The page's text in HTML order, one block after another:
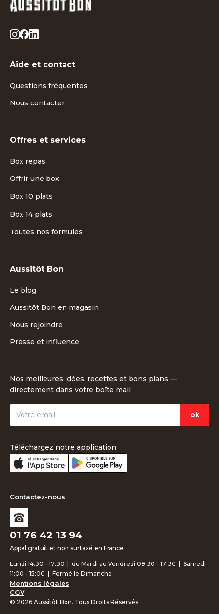
Aide et contact
Questions fréquentes
Nous contacter
Offres et services
Box repas
Offrir une box
Box 10 plats
Box 14 plats
Toutes nos formules
Aussitôt Bon
Le blog
Aussitôt Bon en magasin
Nous rejoindre
Presse et influence
Nos meilleures idées, recettes et bons plans —
directement dans votre boîte mail.
Téléchargez notre application
Contactez-nous
01 76 42 13 94
Appel gratuit et non surtaxé en France
Lundi 14:30 - 17:30 | du Mardi au Vendredi 09:30 - 17:30 | Samedi
11:00 - 15:00 | Fermé le Dimanche
Mentions légales
CGV
© 2026 Aussitôt Bon. Tous Droits Réservés